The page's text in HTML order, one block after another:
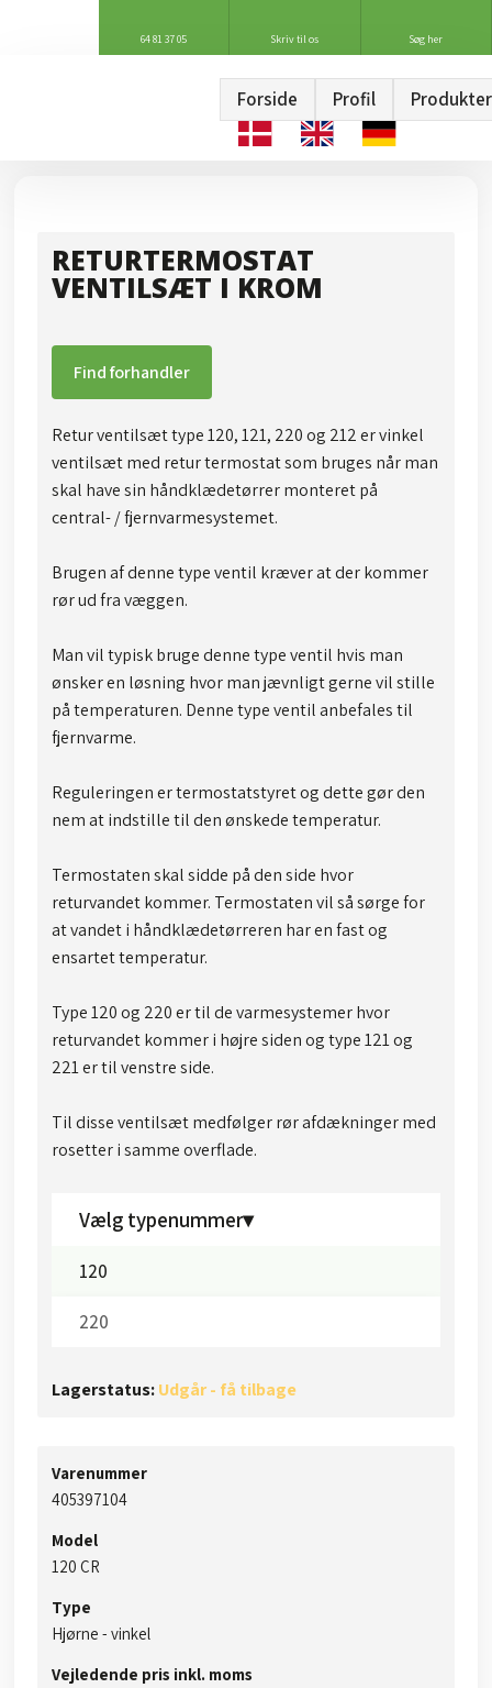
64 81 37 05 Skriv til os Søg her
Forside Profil Produkter
RETURTERMOSTAT
VENTILSÆT I KROM
Find forhandler
Retur ventilsæt type 120, 121, 220 og 212 er vinkel
ventilsæt med retur termostat som bruges når man
skal have sin håndklædetørrer monteret på
central- / fjernvarmesystemet.
Brugen af denne type ventil kræver at der kommer
rør ud fra væggen.
Man vil typisk bruge denne type ventil hvis man
ønsker en løsning hvor man jævnligt gerne vil stille
på temperaturen. Denne type ventil anbefales til
fjernvarme.
Reguleringen er termostatstyret og dette gør den
nem at indstille til den ønskede temperatur.
​​Termostaten skal sidde på den side hvor
returvandet kommer. Termostaten vil så sørge for
at vandet i håndklædetørreren har en fast og
ensartet temperatur.
Type 120 og 220 er til de varmesystemer hvor
returvandet kommer i højre siden og type 121 og
221 er til venstre side.
Til disse ventilsæt medfølger rør afdækninger med
rosetter i samme overflade.​​
Vælg typenummer▾
120
220
Lagerstatus:Udgår - få tilbage
Varenummer
​405397104​
Model
​​120 CR
Type
​​Hjørne - vinkel
Vejledende pris inkl. moms​